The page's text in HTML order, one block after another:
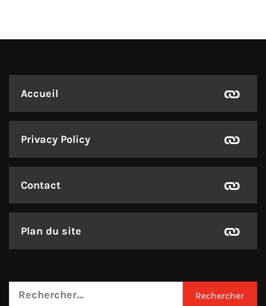
Accueil
Privacy Policy
Contact
Plan du site
Rechercher :